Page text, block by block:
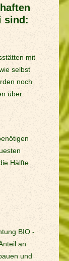
sind:
mit
selbst
noch
über
Hälfte
BIO -
an
und